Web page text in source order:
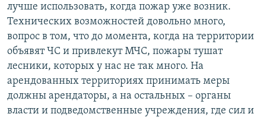
лучше использовать, когда пожар уже возник.
Технических возможностей довольно много,
вопрос в том, что до момента, когда на территории
объявят ЧС и привлекут МЧС, пожары тушат
лесники, которых у нас не так много. На
арендованных территориях принимать меры
должны арендаторы, а на остальных – органы
власти и подведомственные учреждения, где сил и